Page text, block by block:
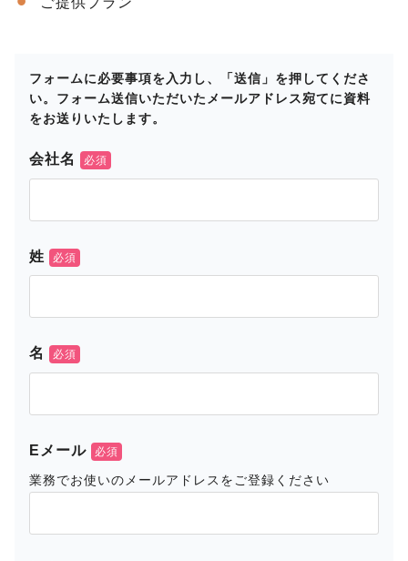
フォームに必要事項を入力し、「送信」を押してくださ
い。フォーム送信いただいたメールアドレス宛てに資料
をお送りいたします。
会社名
姓
名
Eメール
業務でお使いのメールアドレスをご登録ください